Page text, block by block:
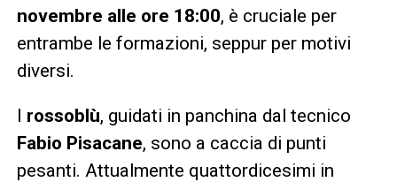
novembre alle ore 18:00, è cruciale per
entrambe le formazioni, seppur per motivi
diversi.
I rossoblù, guidati in panchina dal tecnico
Fabio Pisacane, sono a caccia di punti
pesanti. Attualmente quattordicesimi in